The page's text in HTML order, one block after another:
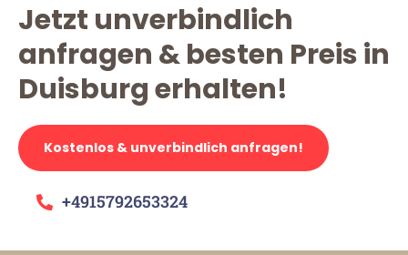
Jetzt unverbindlich
anfragen & besten Preis in
Duisburg erhalten!
Kostenlos & unverbindlich anfragen!
+4915792653324